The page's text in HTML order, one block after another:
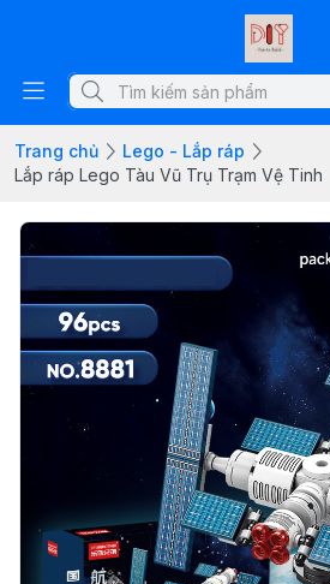
Trang chủ
Lego - Lắp ráp
Lắp ráp Lego Tàu Vũ Trụ Trạm Vệ Tinh